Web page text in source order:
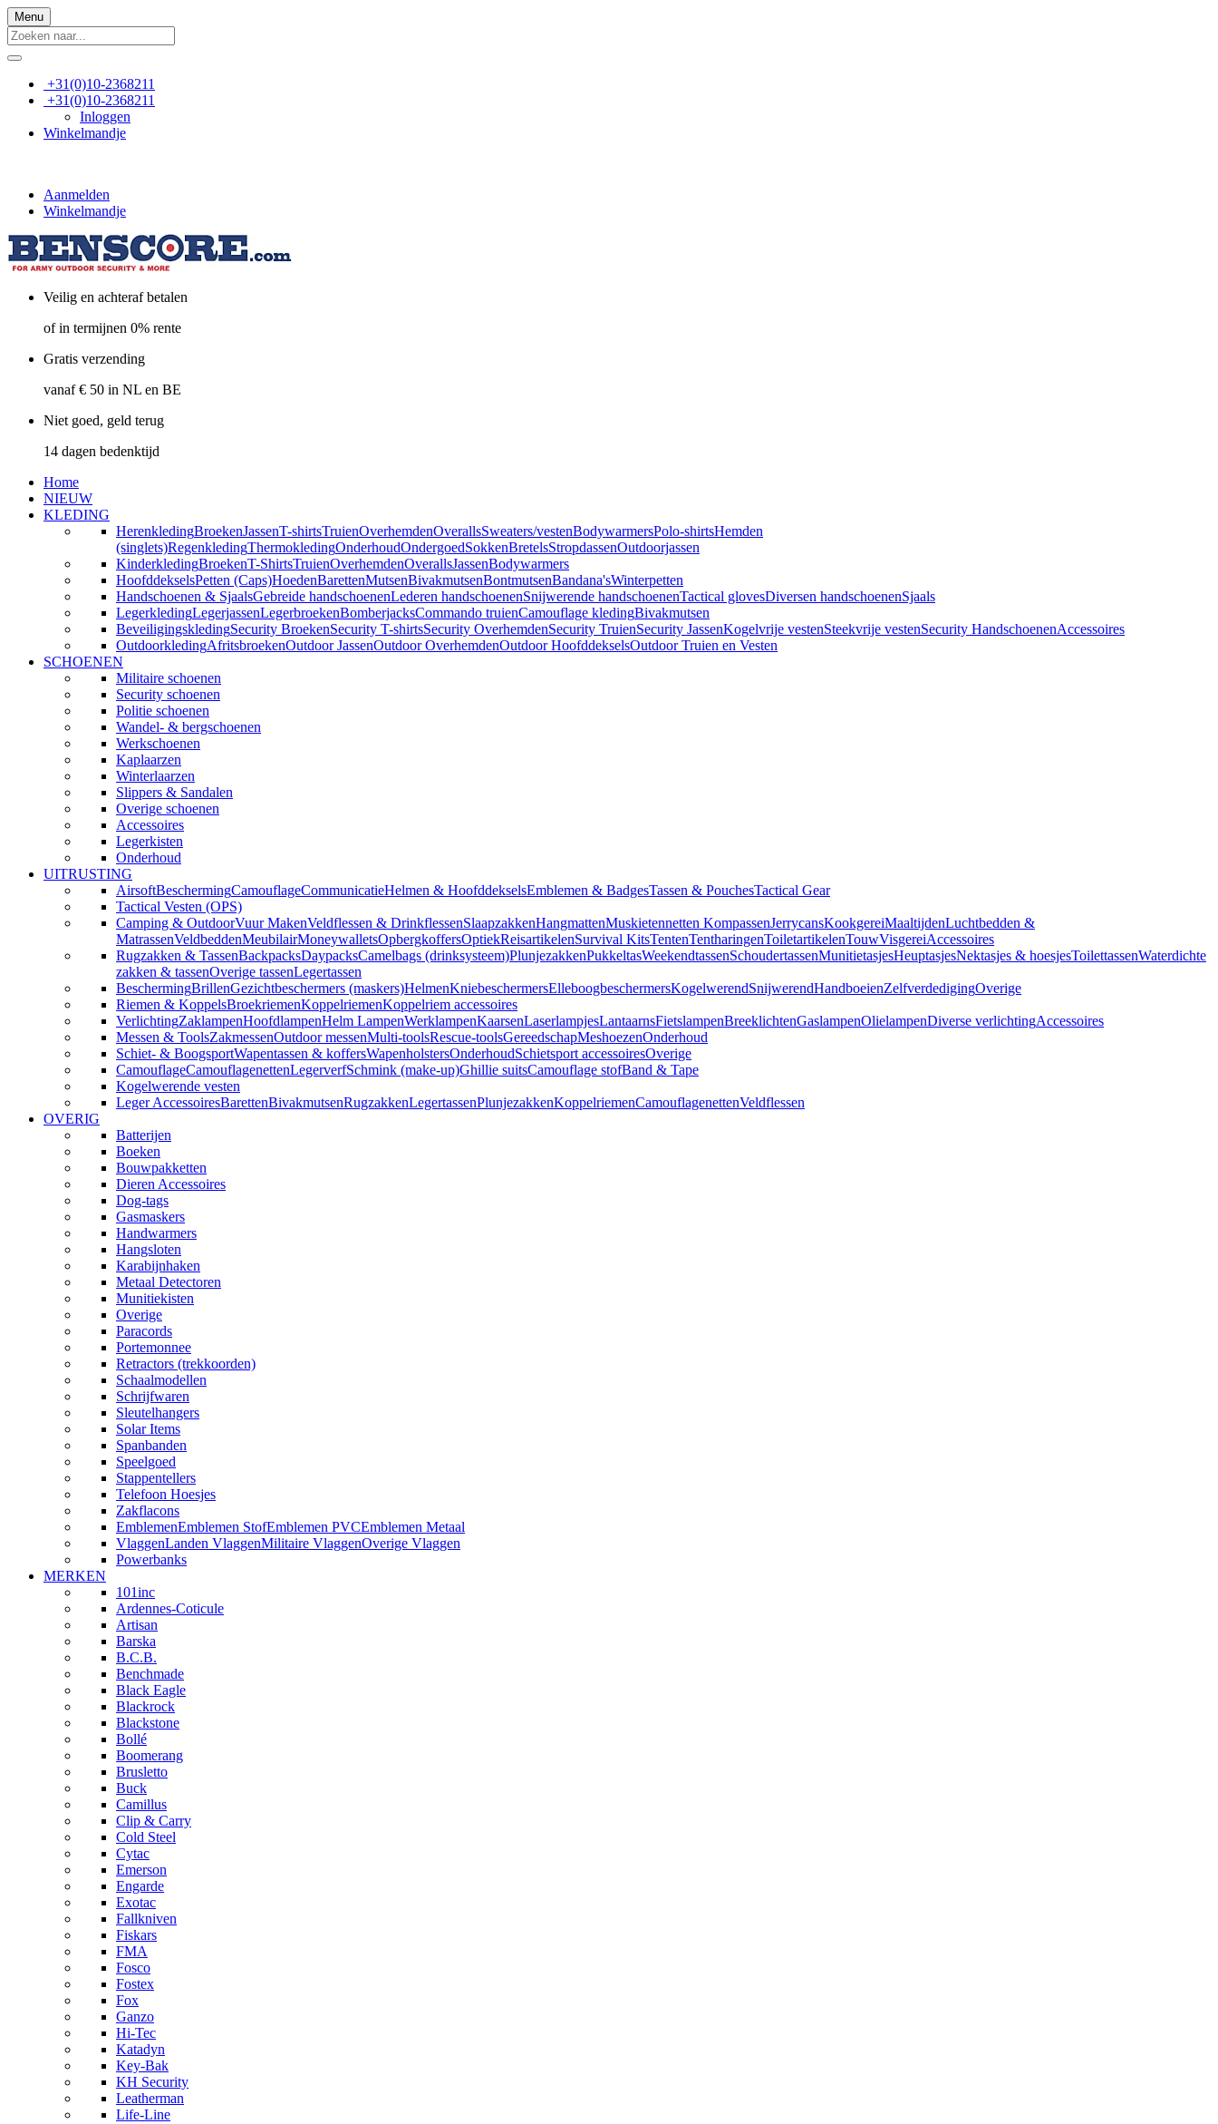
Menu
+31(0)10-2368211
+31(0)10-2368211
Inloggen
Winkelmandje
Aanmelden
Winkelmandje
Veilig en achteraf betalen
of in termijnen 0% rente
Gratis verzending
vanaf € 50 in NL en BE
Niet goed, geld terug
14 dagen bedenktijd
Home
NIEUW
KLEDING
HerenkledingBroekenJassenT-shirtsTruienOverhemdenOverallsSweaters/vestenBodywarmersPolo-shirtsHemden
(singlets)RegenkledingThermokledingOnderhoudOndergoedSokkenBretelsStropdassenOutdoorjassen
KinderkledingBroekenT-ShirtsTruienOverhemdenOverallsJassenBodywarmers
HoofddekselsPetten (Caps)HoedenBarettenMutsenBivakmutsenBontmutsenBandana'sWinterpetten
Handschoenen & SjaalsGebreide handschoenenLederen handschoenenSnijwerende handschoenenTactical glovesDiversen handschoenenSjaals
LegerkledingLegerjassenLegerbroekenBomberjacksCommando truienCamouflage kledingBivakmutsen
BeveiligingskledingSecurity BroekenSecurity T-shirtsSecurity OverhemdenSecurity TruienSecurity JassenKogelvrije vestenSteekvrije vestenSecurity HandschoenenAccessoires
OutdoorkledingAfritsbroekenOutdoor JassenOutdoor OverhemdenOutdoor HoofddekselsOutdoor Truien en Vesten
SCHOENEN
Militaire schoenen
Security schoenen
Politie schoenen
Wandel- & bergschoenen
Werkschoenen
Kaplaarzen
Winterlaarzen
Slippers & Sandalen
Overige schoenen
Accessoires
Legerkisten
Onderhoud
UITRUSTING
AirsoftBeschermingCamouflageCommunicatieHelmen & HoofddekselsEmblemen & BadgesTassen & PouchesTactical Gear
Tactical Vesten (OPS)
Camping & OutdoorVuur MakenVeldflessen & DrinkflessenSlaapzakkenHangmattenMuskietennetten KompassenJerrycansKookgereiMaaltijdenLuchtbedden &
MatrassenVeldbeddenMeubilairMoneywalletsOpbergkoffersOptiekReisartikelenSurvival KitsTentenTentharingenToiletartikelenTouwVisgereiAccessoires
Rugzakken & TassenBackpacksDaypacksCamelbags (drinksysteem)PlunjezakkenPukkeltasWeekendtassenSchoudertassenMunitietasjesHeuptasjesNektasjes & hoesjesToilettassenWaterdichte
zakken & tassenOverige tassenLegertassen
BeschermingBrillenGezichtbeschermers (maskers)HelmenKniebeschermersElleboogbeschermersKogelwerendSnijwerendHandboeienZelfverdedigingOverige
Riemen & KoppelsBroekriemenKoppelriemenKoppelriem accessoires
VerlichtingZaklampenHoofdlampenHelm LampenWerklampenKaarsenLaserlampjesLantaarnsFietslampenBreeklichtenGaslampenOlielampenDiverse verlichtingAccessoires
Messen & ToolsZakmessenOutdoor messenMulti-toolsRescue-toolsGereedschapMeshoezenOnderhoud
Schiet- & BoogsportWapentassen & koffersWapenholstersOnderhoudSchietsport accessoiresOverige
CamouflageCamouflagenettenLegerverfSchmink (make-up)Ghillie suitsCamouflage stofBand & Tape
Kogelwerende vesten
Leger AccessoiresBarettenBivakmutsenRugzakkenLegertassenPlunjezakkenKoppelriemenCamouflagenettenVeldflessen
OVERIG
Batterijen
Boeken
Bouwpakketten
Dieren Accessoires
Dog-tags
Gasmaskers
Handwarmers
Hangsloten
Karabijnhaken
Metaal Detectoren
Munitiekisten
Overige
Paracords
Portemonnee
Retractors (trekkoorden)
Schaalmodellen
Schrijfwaren
Sleutelhangers
Solar Items
Spanbanden
Speelgoed
Stappentellers
Telefoon Hoesjes
Zakflacons
EmblemenEmblemen StofEmblemen PVCEmblemen Metaal
VlaggenLanden VlaggenMilitaire VlaggenOverige Vlaggen
Powerbanks
MERKEN
101inc
Ardennes-Coticule
Artisan
Barska
B.C.B.
Benchmade
Black Eagle
Blackrock
Blackstone
Bollé
Boomerang
Brusletto
Buck
Camillus
Clip & Carry
Cold Steel
Cytac
Emerson
Engarde
Exotac
Fallkniven
Fiskars
FMA
Fosco
Fostex
Fox
Ganzo
Hi-Tec
Katadyn
Key-Bak
KH Security
Leatherman
Life-Line